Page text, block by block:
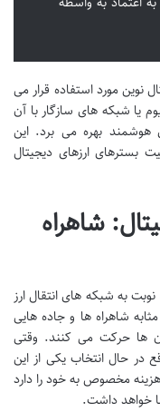
نوین مورد استفاده قرار می
یا شبکه های سازگار با آن
هوشمند بهره می برد. این
بسترهای ارزهای دیجیتال
شاهراه
به شبکه های انتقال ارز
شاهراه ها و جاده هایی
ها حرکت می کنند. وقتی
در حال انتخاب یکی از این
مخصوص به خود را دارد
خواهد داشت.